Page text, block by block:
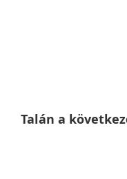
elejéreTalán a